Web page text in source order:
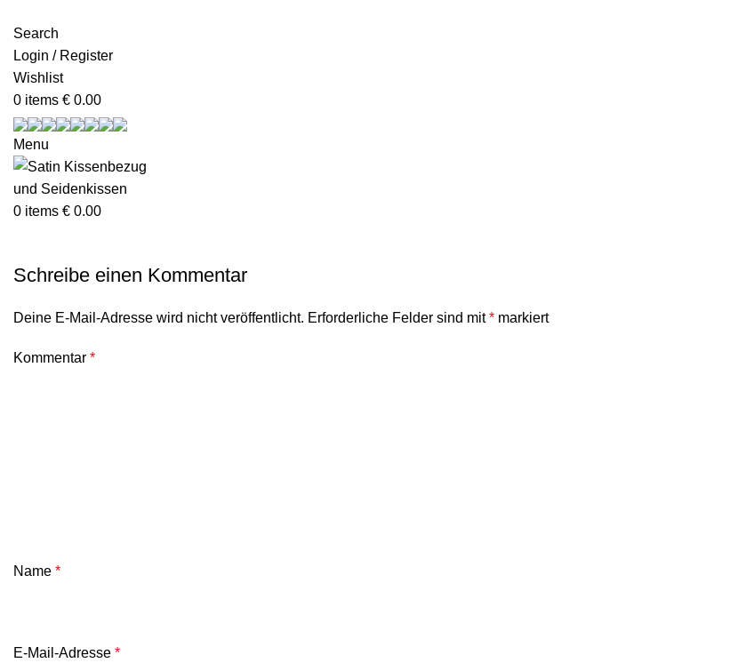
Search
Login / Register
Wishlist
0 items € 0.00
Menu
0 items € 0.00
Schreibe einen Kommentar
Deine E-Mail-Adresse wird nicht veröffentlicht. Erforderliche Felder sind mit* markiert
Kommentar *
Name *
E-Mail-Adresse *